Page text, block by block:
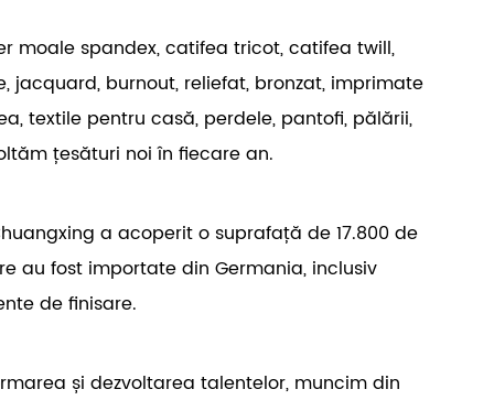
moale spandex, catifea tricot, catifea twill,
burnout, reliefat, bronzat, imprimate
textile pentru casă, perdele, pantofi, pălării,
țesături noi în fiecare an.
a acoperit o suprafață de 17.800 de
au fost importate din Germania, inclusiv
de finisare.
și dezvoltarea talentelor, muncim din